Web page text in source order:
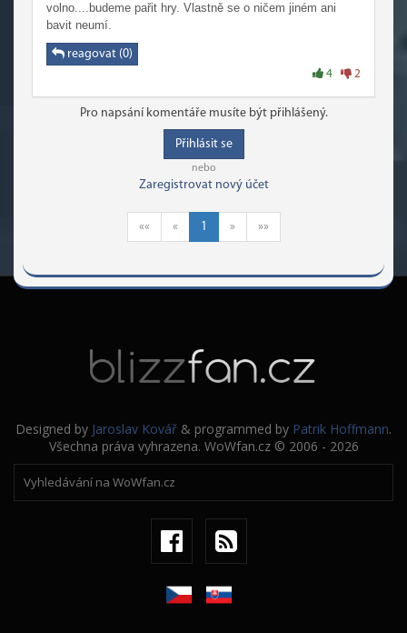
volno....budeme pařit hry. Vlastně se o ničem jiném ani
bavit neumí.
reagovat (0)
4 2
Pro napsání komentáře musíte být přihlášený.
Přihlásit se
nebo
Zaregistrovat nový účet
«« « 1 » »»
Designed by Jaroslav Kovář & programmed by Patrik Hoffmann.
Všechna práva vyhrazena. WoWfan.cz © 2006 - 2026